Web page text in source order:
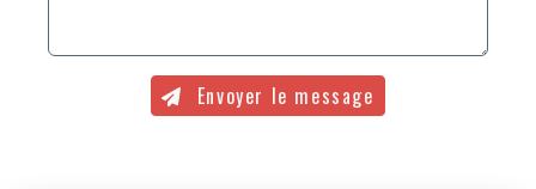
Envoyer le message